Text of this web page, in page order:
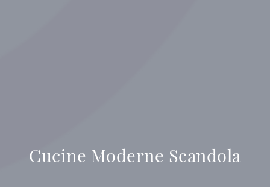
Cucine Moderne Scandola